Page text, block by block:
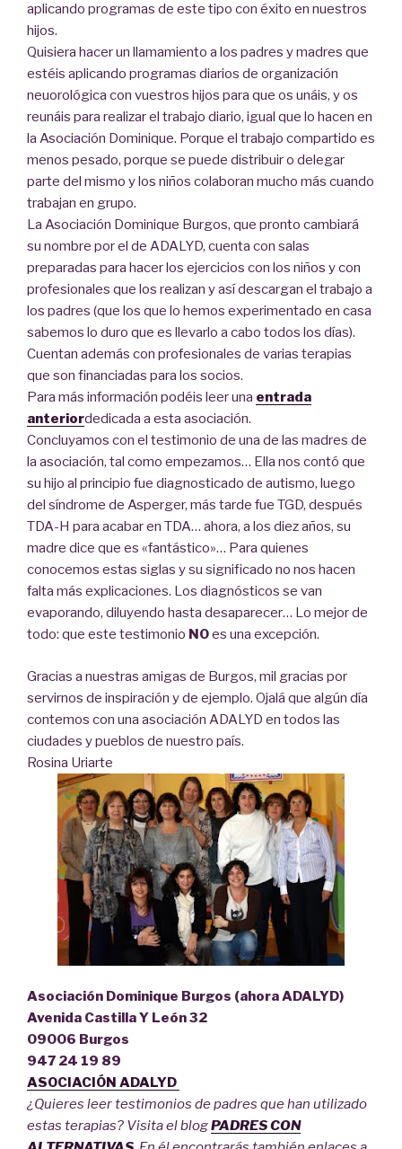
aplicando programas de este tipo con éxito en nuestros
hijos.
Quisiera hacer un llamamiento a los padres y madres que
estéis aplicando programas diarios de organización
neuorológica con vuestros hijos para que os unáis, y os
reunáis para realizar el trabajo diario, igual que lo hacen en
la Asociación Dominique. Porque el trabajo compartido es
menos pesado, porque se puede distribuir o delegar
parte del mismo y los niños colaboran mucho más cuando
trabajan en grupo.
La Asociación Dominique Burgos, que pronto cambiará
su nombre por el de ADALYD, cuenta con salas
preparadas para hacer los ejercicios con los niños y con
profesionales que los realizan y así descargan el trabajo a
los padres (que los que lo hemos experimentado en casa
sabemos lo duro que es llevarlo a cabo todos los días).
Cuentan además con profesionales de varias terapias
que son financiadas para los socios.
Para más información podéis leer una entrada
anteriordedicada a esta asociación.
Concluyamos con el testimonio de una de las madres de
la asociación, tal como empezamos… Ella nos contó que
su hijo al principio fue diagnosticado de autismo, luego
del síndrome de Asperger, más tarde fue TGD, después
TDA-H para acabar en TDA… ahora, a los diez años, su
madre dice que es «fantástico»… Para quienes
conocemos estas siglas y su significado no nos hacen
falta más explicaciones. Los diagnósticos se van
evaporando, diluyendo hasta desaparecer… Lo mejor de
todo: que este testimonio NOes una excepción.
Gracias a nuestras amigas de Burgos, mil gracias por
servirnos de inspiración y de ejemplo. Ojalá que algún día
contemos con una asociación ADALYD en todos las
ciudades y pueblos de nuestro país.
Rosina Uriarte
Asociación Dominique Burgos (ahora ADALYD)
Avenida Castilla Y León 32
09006 Burgos
947 24 19 89‎
ASOCIACIÓN ADALYD
¿Quieres leer testimonios de padres que han utilizado
estas terapias? Visita el blogPADRES CON